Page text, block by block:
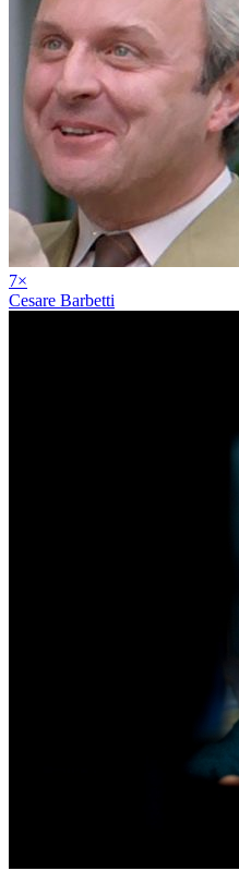
7×
Cesare Barbetti